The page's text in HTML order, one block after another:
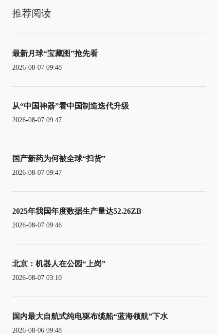
推荐阅读
最新月球“宝藏图”抢先看
2026-08-07 09:48
从“中国神器”看中国制造迭代升级
2026-08-07 09:47
国产新药为何被全球“扫货”
2026-08-07 09:47
2025年我国年度数据生产量达52.26ZB
2026-08-07 09:46
北京：机器人在公园“上岗”
2026-08-07 03:10
国内最大自航式纯电驱布缆船“蓝海领航”下水
2026-08-06 09:48